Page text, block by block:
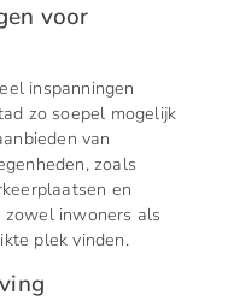
voor
inspanningen
zo soepel mogelijk
van
zoals
en
zowel inwoners als
plek vinden.